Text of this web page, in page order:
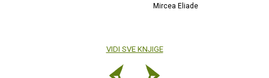
Mircea Eliade
VIDI SVE KNJIGE